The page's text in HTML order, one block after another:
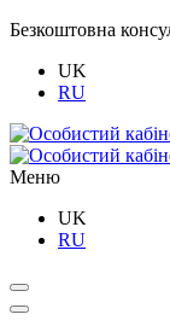
Безкоштовна
UK
RU
Меню
UK
RU